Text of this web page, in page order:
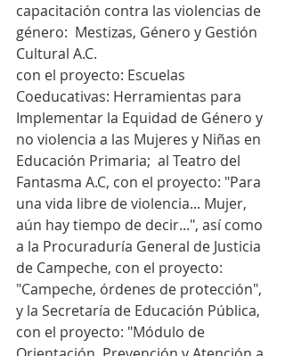
capacitación contra las violencias de
género:  Mestizas, Género y Gestión
Cultural A.C.
con el proyecto: Escuelas
Coeducativas: Herramientas para
Implementar la Equidad de Género y
no violencia a las Mujeres y Niñas en
Educación Primaria;  al Teatro del
Fantasma A.C, con el proyecto: "Para
una vida libre de violencia... Mujer,
aún hay tiempo de decir...", así como
a la Procuraduría General de Justicia
de Campeche, con el proyecto:
"Campeche, órdenes de protección",
y la Secretaría de Educación Pública,
con el proyecto: "Módulo de